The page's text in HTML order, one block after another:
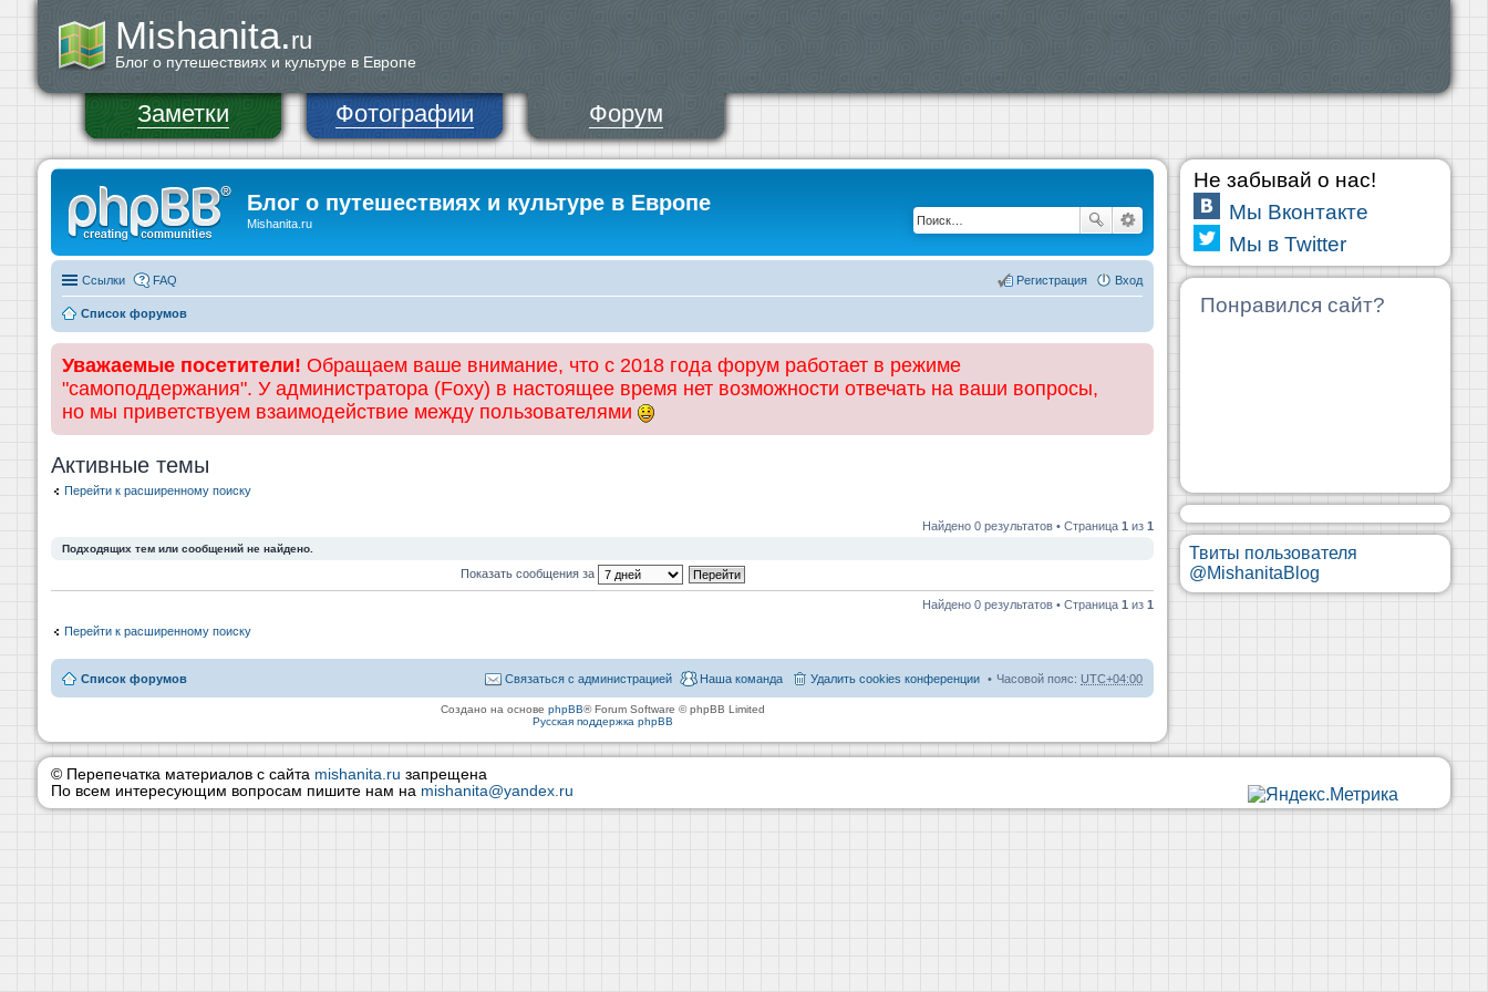
Mishanita.ru
Блог о путешествиях и культуре в Европе
Заметки Фотографии Форум
Блог о путешествиях и культуре в Европе
Mishanita.ru
Ссылки FAQ Вход
Регистрация
Список форумов
Уважаемые посетители! Обращаем ваше внимание, что с 2018 года форум работает в режиме
"самоподдержания". У администратора (Foxy) в настоящее время нет возможности отвечать на ваши вопросы,
но мы приветствуем взаимодействие между пользователями
Активные темы
Перейти к расширенному поиску
Найдено 0 результатов • Страница 1 из 1
Подходящих тем или сообщений не найдено.
Показать сообщения за
Найдено 0 результатов • Страница 1 из 1
Перейти к расширенному поиску
Список форумов Часовой пояс: UTC+04:00
Удалить cookies конференции
Наша команда
Связаться с администрацией
Создано на основе phpBB® Forum Software © phpBB Limited
Русская поддержка phpBB
Не забывай о нас!
Мы Вконтакте
Мы в Twitter
Понравился сайт?
Твиты пользователя
@MishanitaBlog
© Перепечатка материалов с сайта mishanita.ru запрещена
По всем интересующим вопросам пишите нам на mishanita@yandex.ru